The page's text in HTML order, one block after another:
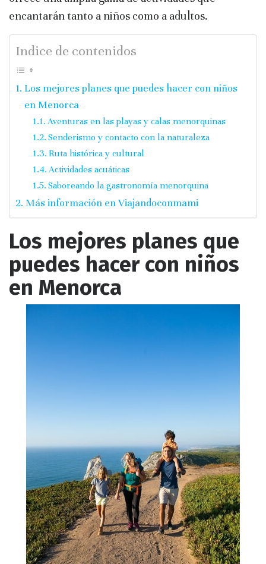
encantarán tanto a niños como a adultos.
Indice de contenidos
Los mejores planes que puedes hacer con niños
en Menorca
Aventuras en las playas y calas menorquinas
Senderismo y contacto con la naturaleza
Ruta histórica y cultural
Actividades acuáticas
Saboreando la gastronomía menorquina
Más información en Viajandoconmami
Los mejores planes que
puedes hacer con niños
en Menorca